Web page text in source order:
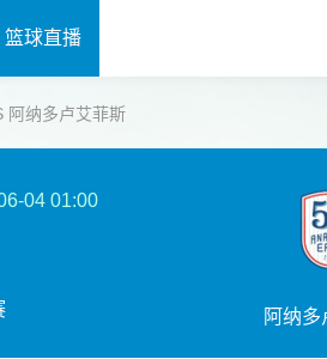
篮球直播
阿纳多卢艾菲斯
04 01:00
阿纳